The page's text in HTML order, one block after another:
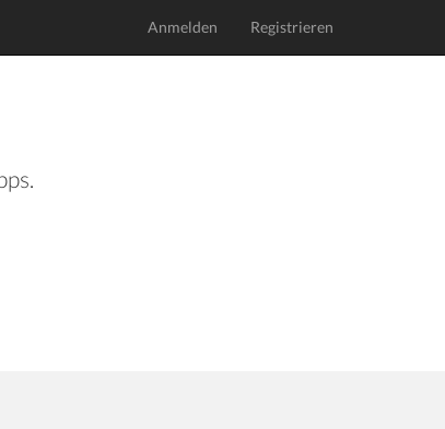
Anmelden Registrieren